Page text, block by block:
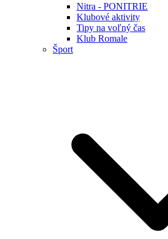
Nitra - PONITRIE
Klubové aktivity
Tipy na voľný čas
Klub Romale
Šport